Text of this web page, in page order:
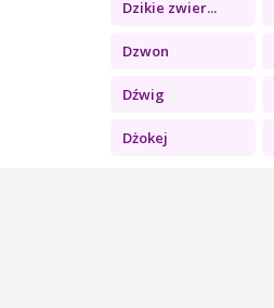
Dzikie zwier...
Dzwon
Dźwig
Dżokej